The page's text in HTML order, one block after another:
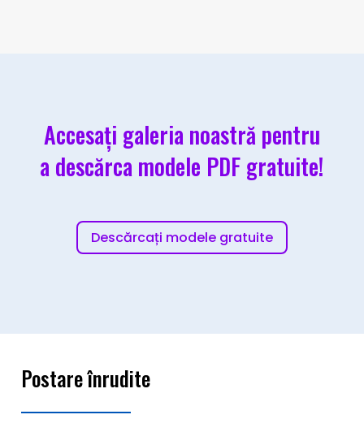
Accesați galeria noastră pentru
a descărca modele PDF gratuite!
Descărcați modele gratuite
Postare înrudite